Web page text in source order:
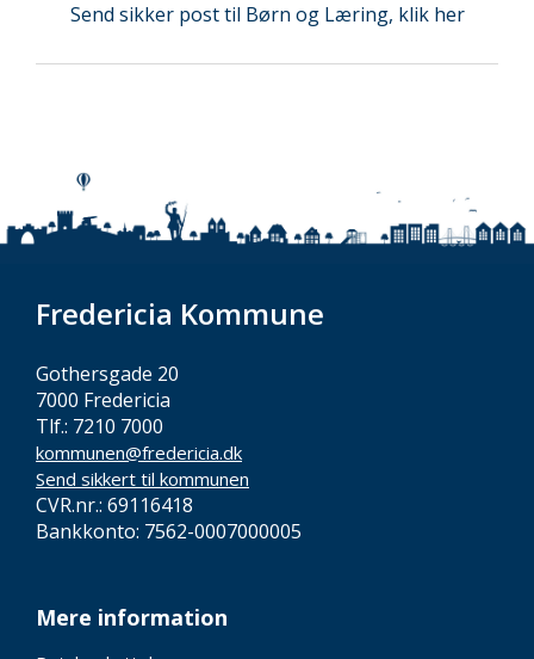
Send sikker post til Børn og Læring, klik her
Fredericia Kommune
Gothersgade 20
7000 Fredericia
Tlf.: 7210 7000
kommunen@fredericia.dk
Send sikkert til kommunen
CVR.nr.: 69116418
Bankkonto: 7562-0007000005
Mere information